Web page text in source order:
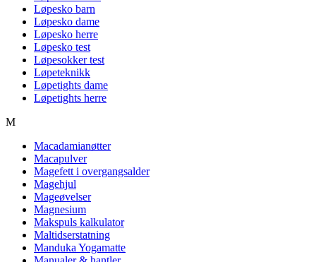
Løpesko barn
Løpesko dame
Løpesko herre
Løpesko test
Løpesokker test
Løpeteknikk
Løpetights dame
Løpetights herre
M
Macadamianøtter
Macapulver
Magefett i overgangsalder
Magehjul
Mageøvelser
Magnesium
Makspuls kalkulator
Maltidserstatning
Manduka Yogamatte